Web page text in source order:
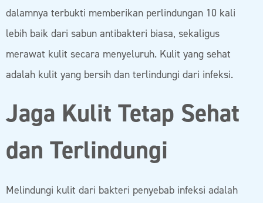
dalamnya terbukti memberikan perlindungan 10 kali
lebih baik dari sabun antibakteri biasa, sekaligus
merawat kulit secara menyeluruh. Kulit yang sehat
adalah kulit yang bersih dan terlindungi dari infeksi.
Jaga Kulit Tetap Sehat
dan Terlindungi
Melindungi kulit dari bakteri penyebab infeksi adalah